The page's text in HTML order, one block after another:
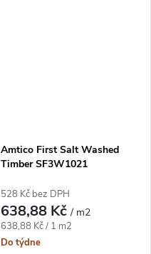
Amtico First Salt Washed
Timber SF3W1021
528 Kč bez DPH
638,88 Kč/ m2
Měrná cena:
638,88 Kč / 1 m2
Do týdne